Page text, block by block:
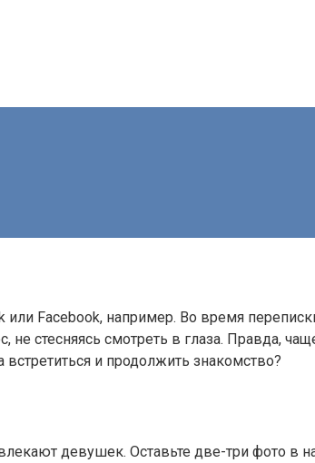
или Facebook, например. Во время
стесняясь смотреть в глаза. Правда,
и продолжить знакомство?
девушек. Оставьте две-три фото в